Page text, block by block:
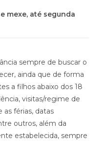
mexe, até segunda
sempre de buscar o
ainda que de forma
a filhos abaixo dos 18
visitas/regime de
as férias, datas
outros, além da
estabelecida, sempre